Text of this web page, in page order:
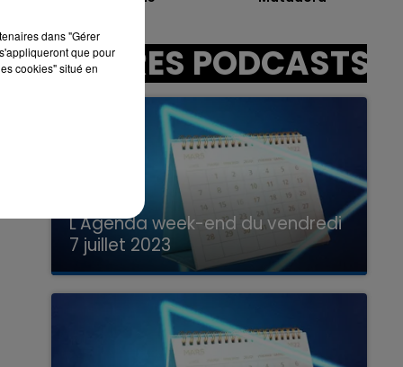
AUTRES PODCASTS
L'Agenda week-end du vendredi
7 juillet 2023
Que faire ce week-end dans les hauts-
de-France, la Marne et les Ardennes ?
dans "Gérer
que pour
cookies" situé en